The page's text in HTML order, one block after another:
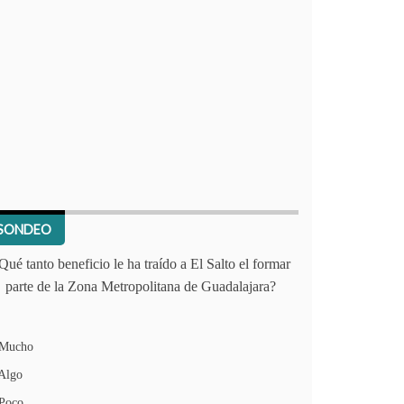
tanto beneficio le ha traído a El Salto el formar
parte de la Zona Metropolitana de Guadalajara?